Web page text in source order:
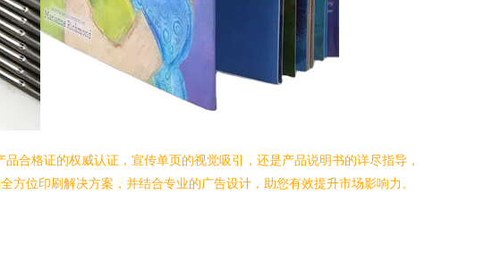
合格证的权威认证，宣传单页的视觉吸引，还是产品说明书的详尽指导，
位印刷解决方案，并结合专业的广告设计，助您有效提升市场影响力。